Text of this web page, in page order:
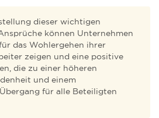
dieser wichtigen
können Unternehmen
das Wohlergehen ihrer
zeigen und eine positive
die zu einer höheren
und einem
für alle Beteiligten